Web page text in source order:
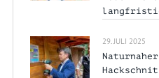
29. JULI 2025